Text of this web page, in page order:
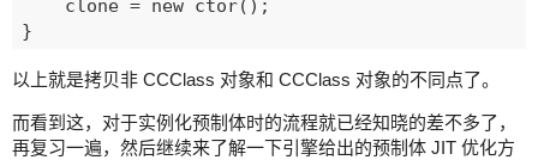
    clone = new ctor();
以上就是拷贝非 CCClass 对象和 CCClass 对象的不同点了。
而看到这，对于实例化预制体时的流程就已经知晓的差不多了，
再复习一遍，然后继续来了解一下引擎给出的预制体 JIT 优化方